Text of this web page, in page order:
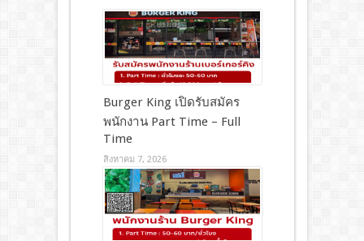
Burger King เปิดรับสมัคร
พนักงาน Part Time – Full
Time
สิงหาคม 7, 2026